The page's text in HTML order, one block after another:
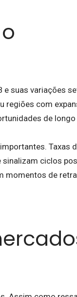
e suas variações
regiões com
de longo
Taxas
sinalizam ciclos
momentos de